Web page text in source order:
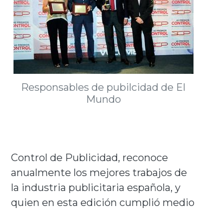
Responsables de pubilcidad de El
Mundo
Control de Publicidad, reconoce
anualmente los mejores trabajos de
la industria publicitaria española, y
quien en esta edición cumplió medio